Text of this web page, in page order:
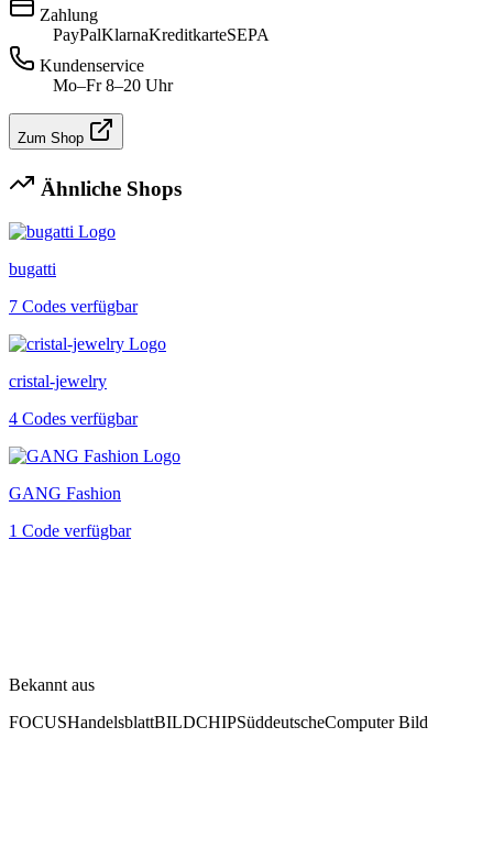
Zahlung
PayPalKlarnaKreditkarteSEPA
Kundenservice
Mo–Fr 8–20 Uhr
Zum Shop
Ähnliche Shops
bugatti
7 Codes verfügbar
cristal-jewelry
4 Codes verfügbar
GANG Fashion
1 Code verfügbar
Bekannt aus
FOCUSHandelsblattBILDCHIPSüddeutscheComputer Bild